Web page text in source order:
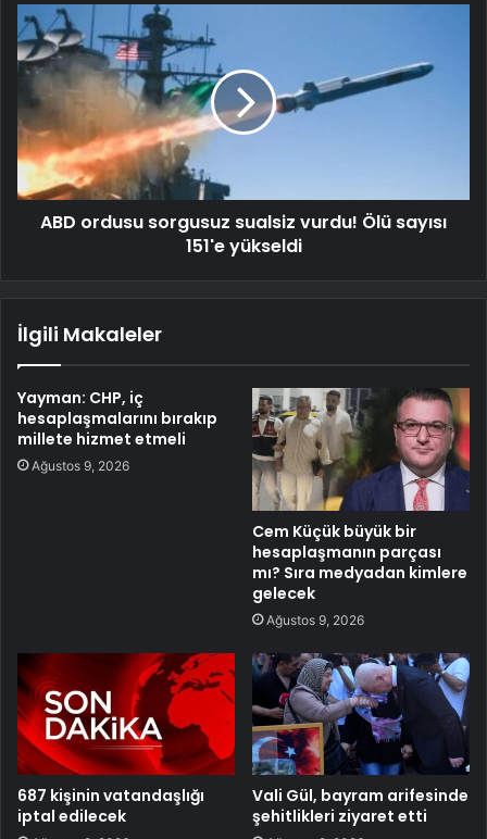
ABD ordusu sorgusuz sualsiz vurdu! Ölü sayısı
151'e yükseldi
İlgili Makaleler
Yayman: CHP, iç
hesaplaşmalarını bırakıp
millete hizmet etmeli
Ağustos 9, 2026
Cem Küçük büyük bir
hesaplaşmanın parçası
mı? Sıra medyadan kimlere
gelecek
Ağustos 9, 2026
687 kişinin vatandaşlığı
iptal edilecek
Vali Gül, bayram arifesinde
şehitlikleri ziyaret etti